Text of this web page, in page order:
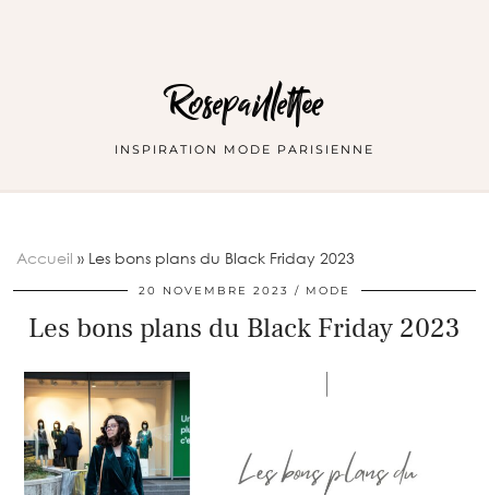
Rosepaillettee
INSPIRATION MODE PARISIENNE
Accueil » Les bons plans du Black Friday 2023
20 NOVEMBRE 2023 MODE
Les bons plans du Black Friday 2023